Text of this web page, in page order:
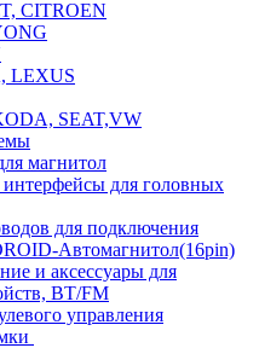
CITROEN
LEXUS
SEAT,VW
магнитол
для головных
для подключения
Автомагнитол(16pin)
и аксессуары для
BT/FM
управления